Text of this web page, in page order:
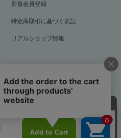
新規会員登録
特定商取引に基づく表記
リアルショップ情報
をダウンロード
除く）12,000円以上で送料無料